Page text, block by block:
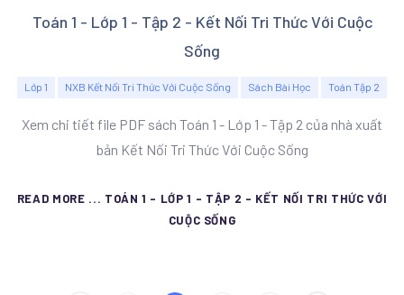
Toán 1 - Lớp 1 - Tập 2 - Kết Nối Tri Thức Với Cuộc
Sống
Lớp 1 NXB Kết Nối Tri Thức Với Cuộc Sống Sách Bài Học Toán Tập 2
Xem chi tiết file PDF sách Toán 1 - Lớp 1 - Tập 2 của nhà xuất
bản Kết Nối Tri Thức Với Cuộc Sống
READ MORE ... TOÁN 1 - LỚP 1 - TẬP 2 - KẾT NỐI TRI THỨC VỚI
CUỘC SỐNG